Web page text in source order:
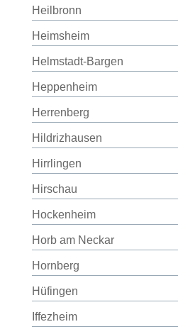
Heilbronn
Heimsheim
Helmstadt-Bargen
Heppenheim
Herrenberg
Hildrizhausen
Hirrlingen
Hirschau
Hockenheim
Horb am Neckar
Hornberg
Hüfingen
Iffezheim